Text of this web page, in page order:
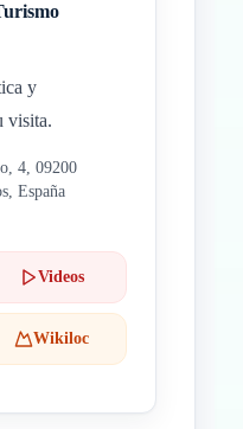
y
visita.
4, 09200
España
Videos
Wikiloc